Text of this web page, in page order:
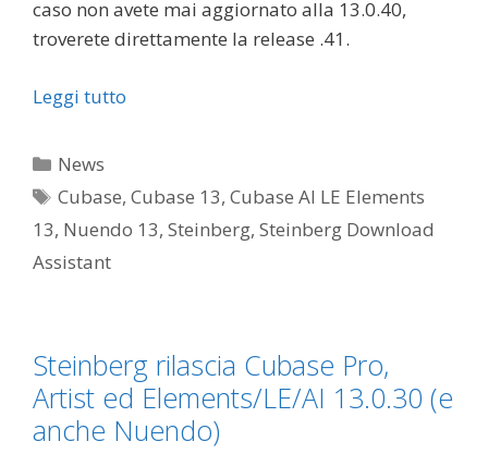
caso non avete mai aggiornato alla 13.0.40,
troverete direttamente la release .41.
Leggi tutto
Categorie
News
Tag
Cubase,Cubase 13,Cubase AI LE Elements
13, Nuendo 13, Steinberg, Steinberg Download
Assistant
Steinberg rilascia Cubase Pro,
Artist ed Elements/LE/AI 13.0.30 (e
anche Nuendo)